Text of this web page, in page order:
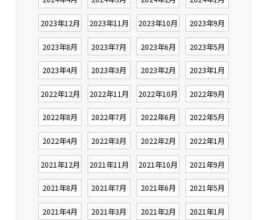
2023年12月 2023年11月 2023年10月 2023年9月
2023年8月 2023年7月 2023年6月 2023年5月
2023年4月 2023年3月 2023年2月 2023年1月
2022年12月 2022年11月 2022年10月 2022年9月
2022年8月 2022年7月 2022年6月 2022年5月
2022年4月 2022年3月 2022年2月 2022年1月
2021年12月 2021年11月 2021年10月 2021年9月
2021年8月 2021年7月 2021年6月 2021年5月
2021年4月 2021年3月 2021年2月 2021年1月